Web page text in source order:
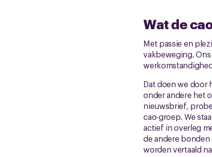
Wat de
Met passie en
vakbeweging.
Dat doen we door
onder andere het
nieuwsbrief,
cao-groep. We
actief in overleg
de andere bonden
worden vertaald